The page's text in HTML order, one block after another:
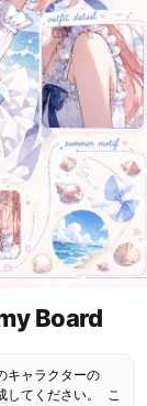
Board
キャラクターの
してください。 こ